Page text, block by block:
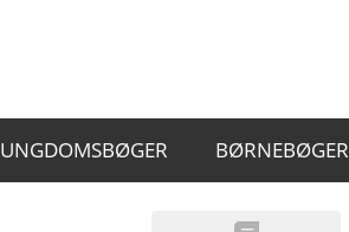
UNGDOMSBØGER BØRNEBØGER